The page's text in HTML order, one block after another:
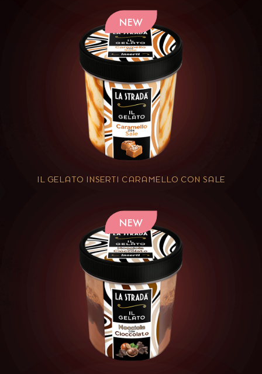
NEW
IL GELATO INSERTI CARAMELLO CON SALE
NEW